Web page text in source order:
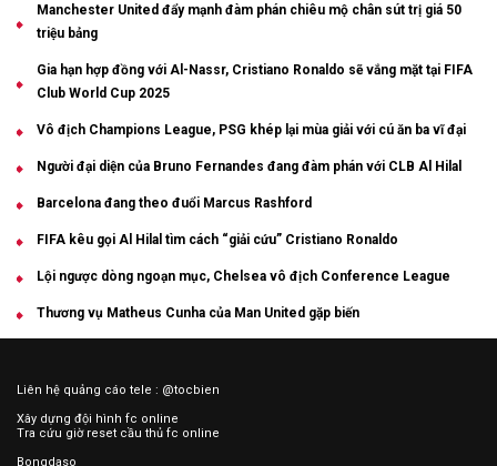
Manchester United đẩy mạnh đàm phán chiêu mộ chân sút trị giá 50
triệu bảng
Gia hạn hợp đồng với Al-Nassr, Cristiano Ronaldo sẽ vắng mặt tại FIFA
Club World Cup 2025
Vô địch Champions League, PSG khép lại mùa giải với cú ăn ba vĩ đại
Người đại diện của Bruno Fernandes đang đàm phán với CLB Al Hilal
Barcelona đang theo đuổi Marcus Rashford
FIFA kêu gọi Al Hilal tìm cách “giải cứu” Cristiano Ronaldo
Lội ngược dòng ngoạn mục, Chelsea vô địch Conference League
Thương vụ Matheus Cunha của Man United gặp biến
Liên hệ quảng cáo tele : @tocbien
Xây dựng đội hình fc online
Tra cứu giờ reset cầu thủ fc online
Bongdaso